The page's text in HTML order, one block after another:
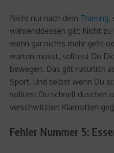
Nicht nur nach dem Training,
währenddessen gilt: Nicht
wenn gar nichts mehr geht
warten musst, solltest Du
bewegen. Das gilt natürlich
Sport. Und selbst wenn Du
solltest Du schnell duschen
verschwitzten Klamotten
Fehler Nummer 5: